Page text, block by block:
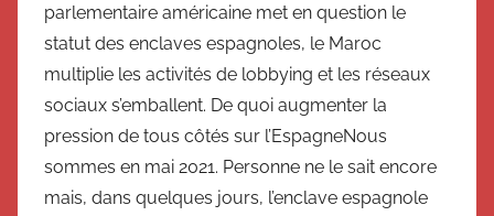
parlementaire américaine met en question le
statut des enclaves espagnoles, le Maroc
multiplie les activités de lobbying et les réseaux
sociaux s’emballent. De quoi augmenter la
pression de tous côtés sur l’EspagneNous
sommes en mai 2021. Personne ne le sait encore
mais, dans quelques jours, l’enclave espagnole